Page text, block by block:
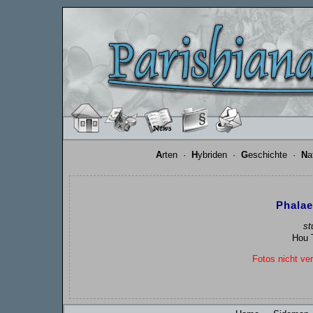
Arten · Hybriden · Geschichte · N
Hou
Fotos nicht